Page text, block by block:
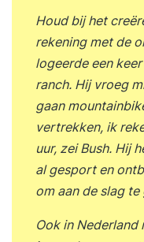
Houd bij het
rekening met de
logeerde een
ranch. Hij vroeg
gaan
vertrekken, ik
uur, zei Bush. Hij
al gesport en
om aan de slag te
Ook in Nederland